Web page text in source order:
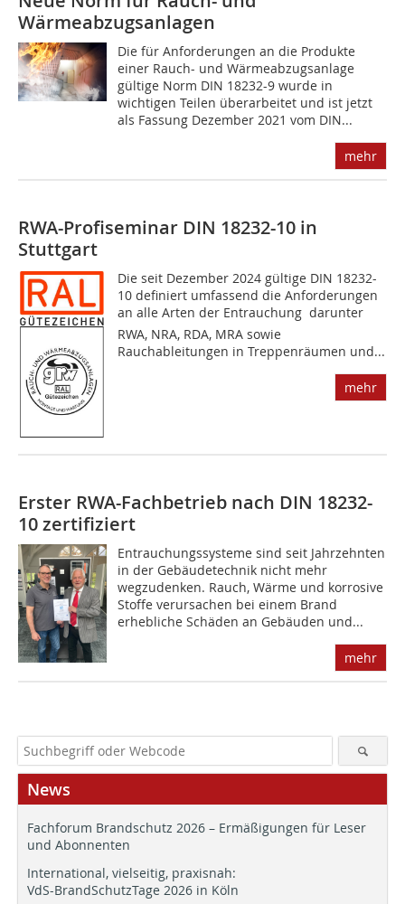
Wärmeabzugsanlagen
Die für Anforderungen an die Produkte
einer Rauch- und Wärmeabzugsanlage
gültige Norm DIN 18232-9 wurde in
wichtigen Teilen überarbeitet und ist jetzt
als Fassung Dezember 2021 vom DIN...
mehr
RWA-Profiseminar DIN 18232-10 in
Stuttgart
Die seit Dezember 2024 gültige DIN 18232-
10 definiert umfassend die Anforderungen
an alle Arten der Entrauchung  darunter
RWA, NRA, RDA, MRA sowie
Rauchableitungen in Treppenräumen und...
mehr
Erster RWA-Fachbetrieb nach DIN 18232-
10 zertifiziert
Entrauchungssysteme sind seit Jahrzehnten
in der Gebäudetechnik nicht mehr
wegzudenken. Rauch, Wärme und korrosive
Stoffe verursachen bei einem Brand
erhebliche Schäden an Gebäuden und...
mehr
News
Fachforum Brandschutz 2026 – Ermäßigungen für Leser
und Abonnenten
International, vielseitig, praxisnah:
VdS-BrandSchutzTage 2026 in Köln